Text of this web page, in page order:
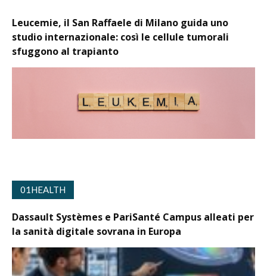
Leucemie, il San Raffaele di Milano guida uno
studio internazionale: così le cellule tumorali
sfuggono al trapianto
01HEALTH
Dassault Systèmes e PariSanté Campus alleati per
la sanità digitale sovrana in Europa